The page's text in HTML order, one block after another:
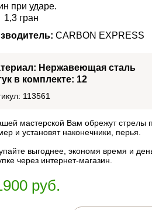
при ударе.
гран
CARBON EXPRESS
Нержавеющая сталь
в комплекте: 12
113561
мастерской Вам обрежут стрелы
и установят наконечники, перья.
выгоднее, экономя время и
через интернет-магазин.
руб.